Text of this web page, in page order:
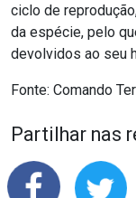
ciclo de
da espécie, pelo
devolvidos ao seu
Fonte: Comando
Partilhar nas